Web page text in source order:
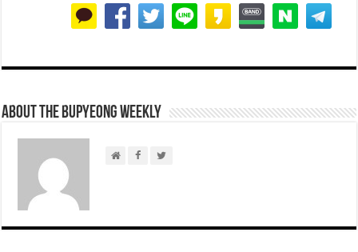
About THE BUPYEONG WEEKLY